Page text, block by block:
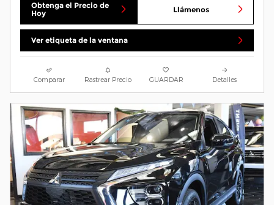
Obtenga el Precio de
Hoy
Llámenos
Ver etiqueta de la ventana
Comparar Rastrear Precio GUARDAR Detalles